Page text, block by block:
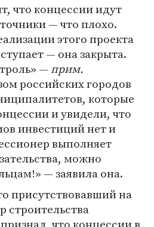
что концессии идут
— что плохо.
этого проекта
— она закрыта.
— прим.
российских городов
которые
и увидели, что
инвестиций нет и
выполняет
можно
— заявила она.
присутствовавший на
строительства
признал, что концессии в